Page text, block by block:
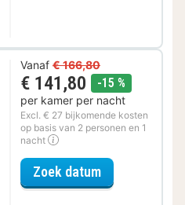
Vanaf € 166,80
€ 141,80 -15 %
per kamer per nacht
Excl. € 27 bijkomende kosten
op basis van 2 personen en 1
nacht
Zoek datumvoor Ontdek